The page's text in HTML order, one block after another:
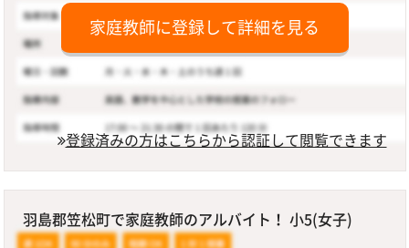
家庭教師に登録して詳細を見る
登録済みの方はこちらから認証して閲覧できます
羽島郡笠松町で家庭教師のアルバイト！ 小5(女子)